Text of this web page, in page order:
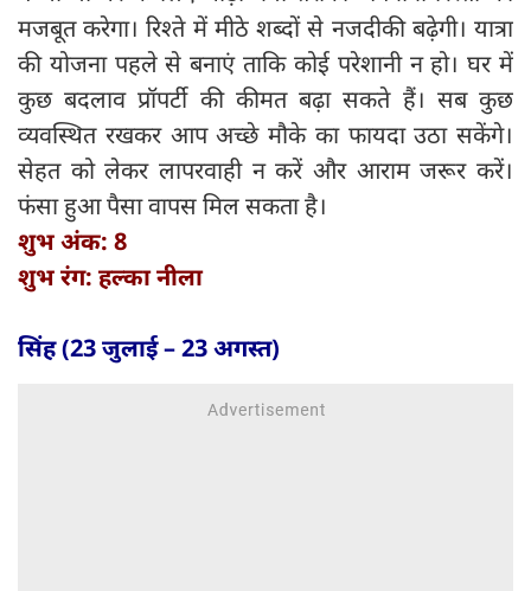
मजबूत करेगा। रिश्ते में मीठे शब्दों से नजदीकी बढ़ेगी। यात्रा
की योजना पहले से बनाएं ताकि कोई परेशानी न हो। घर में
कुछ बदलाव प्रॉपर्टी की कीमत बढ़ा सकते हैं। सब कुछ
व्यवस्थित रखकर आप अच्छे मौके का फायदा उठा सकेंगे।
सेहत को लेकर लापरवाही न करें और आराम जरूर करें।
फंसा हुआ पैसा वापस मिल सकता है।
शुभ अंक: 8
शुभ रंग: हल्का नीला
सिंह (23 जुलाई – 23 अगस्त)